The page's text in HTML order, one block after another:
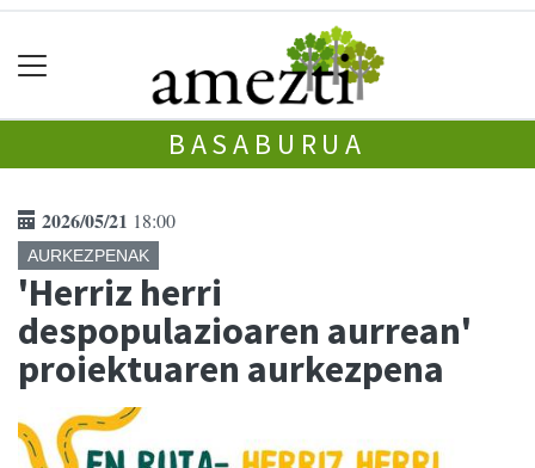
BASABURUA
2026/05/21 18:00
AURKEZPENAK
'Herriz herri
despopulazioaren aurrean'
proiektuaren aurkezpena